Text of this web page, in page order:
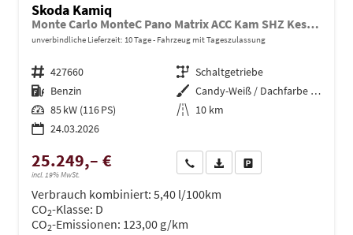
Skoda Kamiq
Monte Carlo MonteC Pano Matrix ACC Kam SHZ Kessy SunS
unverbindliche Lieferzeit: 10 Tage Fahrzeug mit Tageszulassung
Fahrzeugnr. 427660 Getriebe Schaltgetriebe
Kraftstoff Benzin Außenfarbe
Candy-Weiß / Dachfarbe schwarz
Leistung 85 kW (116 PS) Kilometerstand 10 km
24.03.2026
25.249,– €
incl. 19% MwSt.
Wir rufen Sie anPDF-Datei, Fahrzeugexposé
Verbrauch kombiniert: 5,40 l/100km
CO2-Klasse: D
CO2-Emissionen: 123,00 g/km